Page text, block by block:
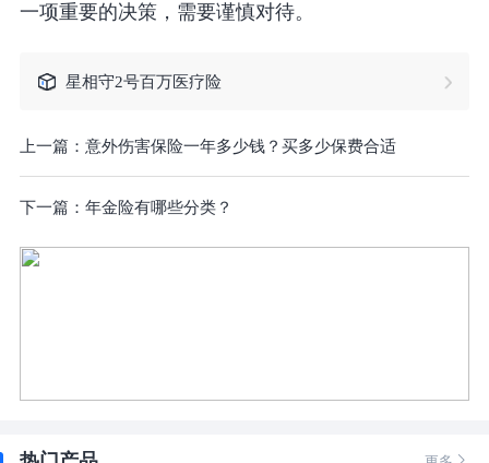
一项重要的决策，需要谨慎对待。
星相守2号百万医疗险
上一篇： 意外伤害保险一年多少钱？买多少保费合适
下一篇： 年金险有哪些分类？